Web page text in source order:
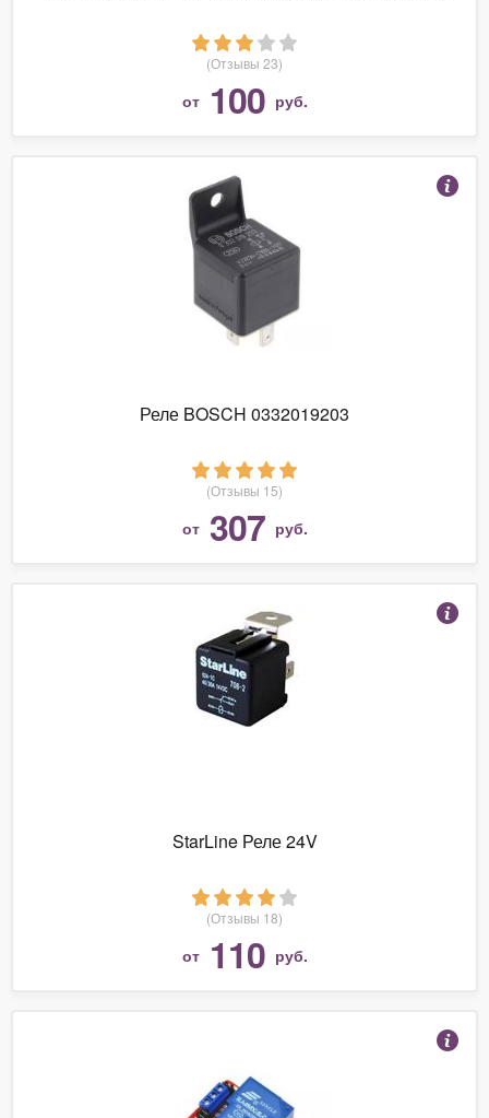
(Отзывы 23)
от 100 руб.
Реле BOSCH 0332019203
(Отзывы 15)
от 307 руб.
StarLine Реле 24V
(Отзывы 18)
от 110 руб.